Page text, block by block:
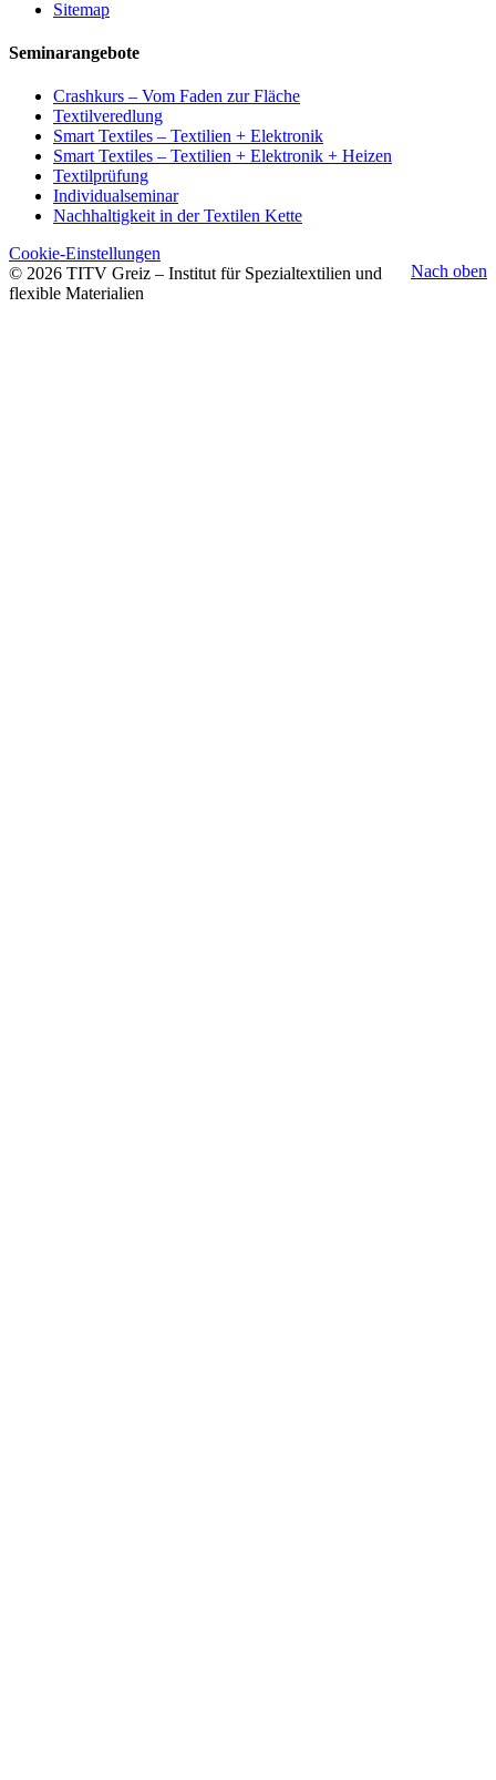
Sitemap
Seminarangebote
Crashkurs – Vom Faden zur Fläche
Textilveredlung
Smart Textiles – Textilien + Elektronik
Smart Textiles – Textilien + Elektronik + Heizen
Textilprüfung
Individualseminar
Nachhaltigkeit in der Textilen Kette
Nach oben
Cookie-Einstellungen
© 2026 TITV Greiz – Institut für Spezialtextilien und
flexible Materialien